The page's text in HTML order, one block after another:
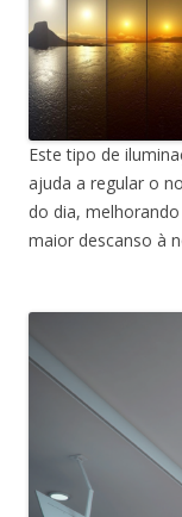
Este tipo de
ajuda a regular o
do dia,
maior descanso à